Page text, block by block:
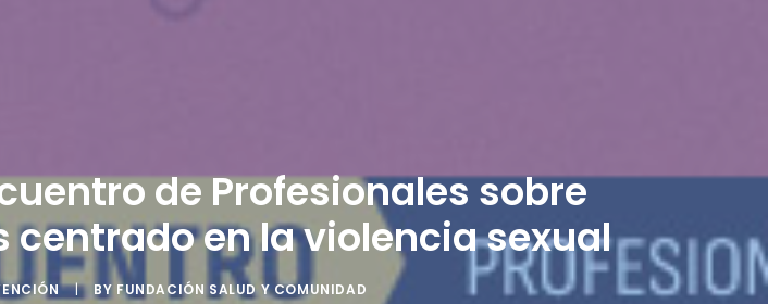
de Profesionales sobre
centrado en la violencia sexual
| BY FUNDACIÓN SALUD Y COMUNIDAD